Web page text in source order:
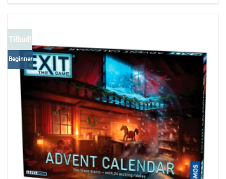
Tilbud!
Beginner